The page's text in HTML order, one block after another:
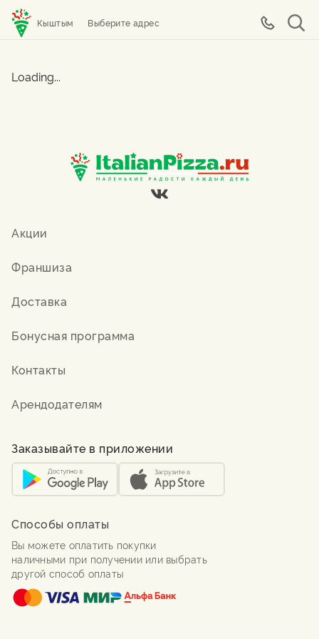
Кыштым Выберите адрес
Loading...
Акции
Франшиза
Доставка
Бонусная программа
Контакты
Арендодателям
Заказывайте в приложении
Способы оплаты
Вы можете оплатить покупки
наличными при получении или выбрать
другой способ оплаты